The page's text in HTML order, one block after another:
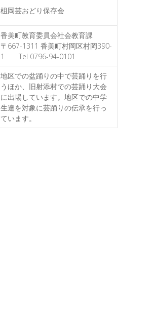
柤岡芸おどり保存会
香美町教育委員会社会教育課
〒667-1311 香美町村岡区村岡390-
1 Tel 0796-94-0101
地区での盆踊りの中で芸踊りを行
うほか、旧射添村での芸踊り大会
に出場しています。地区での中学
生達を対象に芸踊りの伝承を行っ
ています。